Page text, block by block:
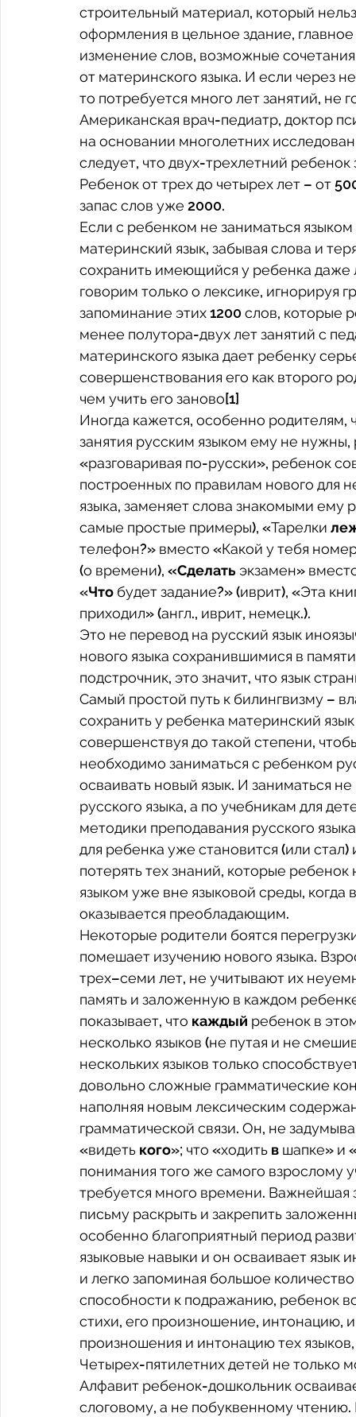
строительный материал, который
оформления в цельное здание,
изменение слов, возможные
от материнского языка. И если через
то потребуется много лет занятий, не
Американская врач-педиатр, доктор
на основании многолетних
следует, что двух-трехлетний
Ребенок от трех до четырех лет – от
запас слов уже 2000.
Если с ребенком не заниматься
материнский язык, забывая слова и
сохранить имеющийся у ребенка даже
говорим только о лексике, игнорируя
запоминание этих 1200 слов, которые
менее полутора-двух лет занятий с
материнского языка дает ребенку
совершенствования его как второго
чем учить его заново[1]
Иногда кажется, особенно родителям,
занятия русским языком ему не
«разговаривая по-русски», ребенок
построенных по правилам нового для
языка, заменяет слова знакомыми
самые простые примеры), «Тарелки
телефон?» вместо «Какой у тебя
(о времени), «Сделать экзамен»
«Что будет задание?» (иврит), «Эта
приходил» (англ., иврит, немецк.).
Это не перевод на русский язык
нового языка сохранившимися в
подстрочник, это значит, что язык
Самый простой путь к билингвизму –
сохранить у ребенка материнский
совершенствуя до такой степени,
необходимо заниматься с ребенком
осваивать новый язык. И заниматься
русского языка, а по учебникам для
методики преподавания русского
для ребенка уже становится (или
потерять тех знаний, которые
языком уже вне языковой среды,
оказывается преобладающим.
Некоторые родители боятся
помешает изучению нового языка.
трех–семи лет, не учитывают их
память и заложенную в каждом
показывает, что каждый ребенок в
несколько языков (не путая и не
нескольких языков только
довольно сложные грамматические
наполняя новым лексическим
грамматической связи. Он, не
«видеть кого»; что «ходить в шапке» и
понимания того же самого взрослому
требуется много времени. Важнейшая
письму раскрыть и закрепить
особенно благоприятный период
языковые навыки и он осваивает
и легко запоминая большое
способности к подражанию, ребенок
стихи, его произношение, интонацию,
произношения и интонацию тех
Четырех-пятилетних детей не только
Алфавит ребенок-дошкольник
слоговому, а не побуквенному